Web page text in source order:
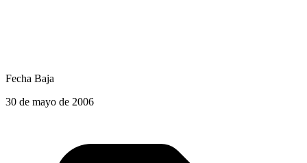
Fecha Baja
30 de mayo de 2006